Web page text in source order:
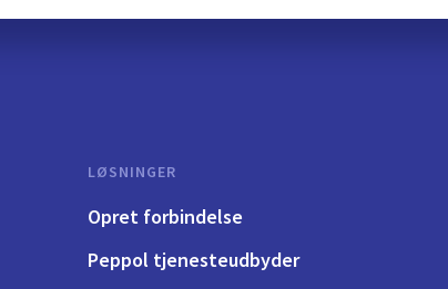
LØSNINGER
Opret forbindelse
Peppol tjenesteudbyder